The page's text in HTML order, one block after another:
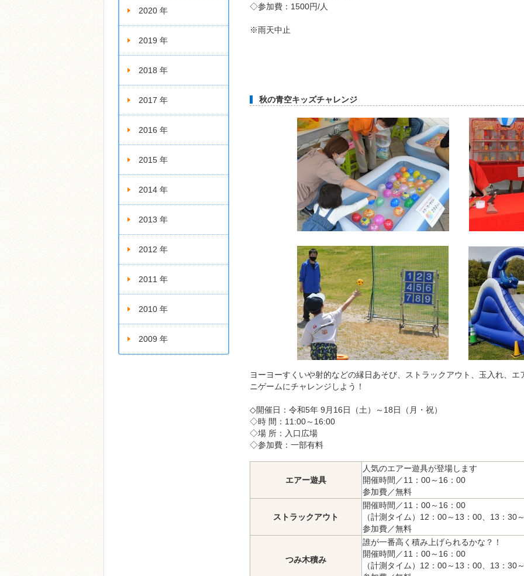
◇参加費：1500円/人
※雨天中止
秋の青空キッズチャレンジ
ヨーヨーすくいや射的などの縁日あそび、ストラックアウト、玉入れ、
ニゲームにチャレンジしよう！
◇開催日：令和5年 9月16日（土）～18日（月・祝）
◇時 間：11:00～16:00
◇場 所：入口広場
◇参加費：一部有料
エアー遊具
人気のエアー遊具が登場します
開催時間／11：00～16：00
参加費／無料
ストラックアウト
開催時間／11：00～16：00
（計測タイム）12：00～13：00、13：30
参加費／無料
つみ木積み
誰が一番高く積み上げられるかな？！
開催時間／11：00～16：00
（計測タイム）12：00～13：00、13：30
2020 年
2019 年
2018 年
2017 年
2016 年
2015 年
2014 年
2013 年
2012 年
2011 年
2010 年
2009 年